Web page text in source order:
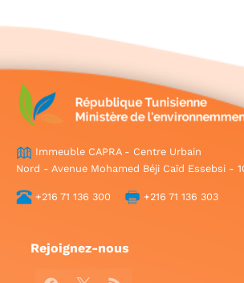
Immeuble CAPRA - Centre Urbain
Nord - Avenue Mohamed Béji Caïd Essebsi -
+216 71 136 300 +216 71 136 303
Rejoignez-nous